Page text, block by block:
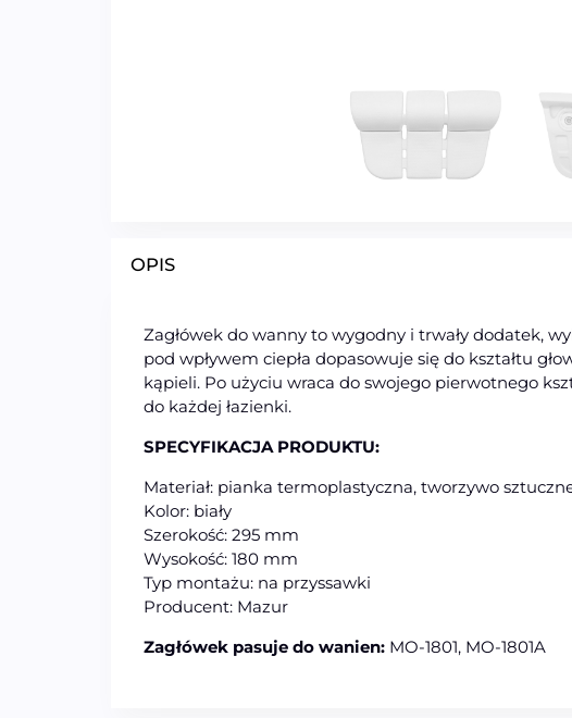
OPIS
Zagłówek do wanny to wygodny i trwały dodatek,
pod wpływem ciepła dopasowuje się do kształtu
kąpieli. Po użyciu wraca do swojego pierwotnego
do każdej łazienki.
SPECYFIKACJA PRODUKTU:
Materiał: pianka termoplastyczna, tworzywo
Kolor: biały
Szerokość: 295 mm
Wysokość: 180 mm
Typ montażu: na przyssawki
Producent: Mazur
Zagłówek pasuje do wanien: MO-1801, MO-1801A